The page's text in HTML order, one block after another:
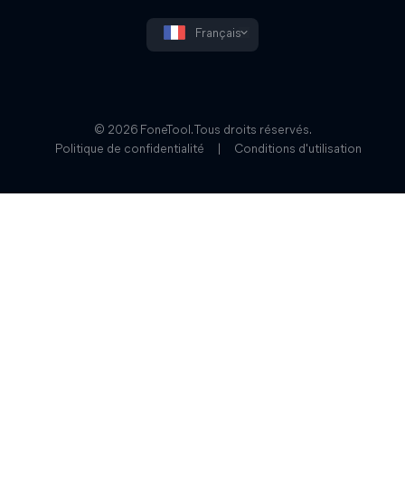
Français
© 2026 FoneTool. Tous droits réservés.
Politique de confidentialité
Conditions d'utilisation